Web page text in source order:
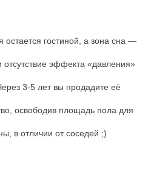
остается гостиной, а зона сна —
эффекта «давления»
3-5 лет вы продадите её
освободив площадь пола для
в отличии от соседей ;)